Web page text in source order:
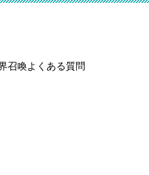
召喚よくある質問